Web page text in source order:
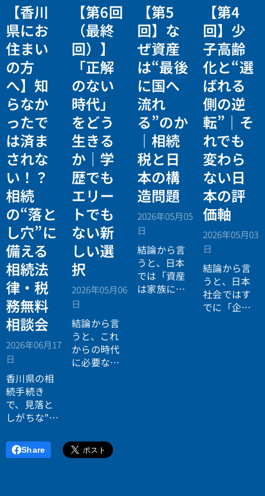
【香川
県にお
住まい
の方
へ】知
らなか
ったで
は済ま
されな
い！？
相続
の“落と
し穴”に
備える
相続法
律・税
務無料
相談会
2026年06月17
日
香川県の相
続手続き
で、見落と
しがちな"落
づいていま
すか？登
【第6回
（最終
回）】
「正解
のない
時代」
をどう
生きる
か｜学
歴でも
エリー
トでも
ない新
しい選
択
2026年05月06
日
結論から言
うと、これ
からの時代
に必要なの
です。
【第5
回】な
ぜ資産
は“最後
に国へ
流れ
る”のか
｜相続
税と日
本の構
造問題
2026年05月05
日
結論から言
うと、日本
では「資産
は家族に引
【第4
回】少
子高齢
化と“選
ばれる
側の逆
転”｜そ
れでも
変わら
ない日
本の評
価軸
2026年05月03
日
結論から言
うと、日本
社会ではす
でに「企業
Share